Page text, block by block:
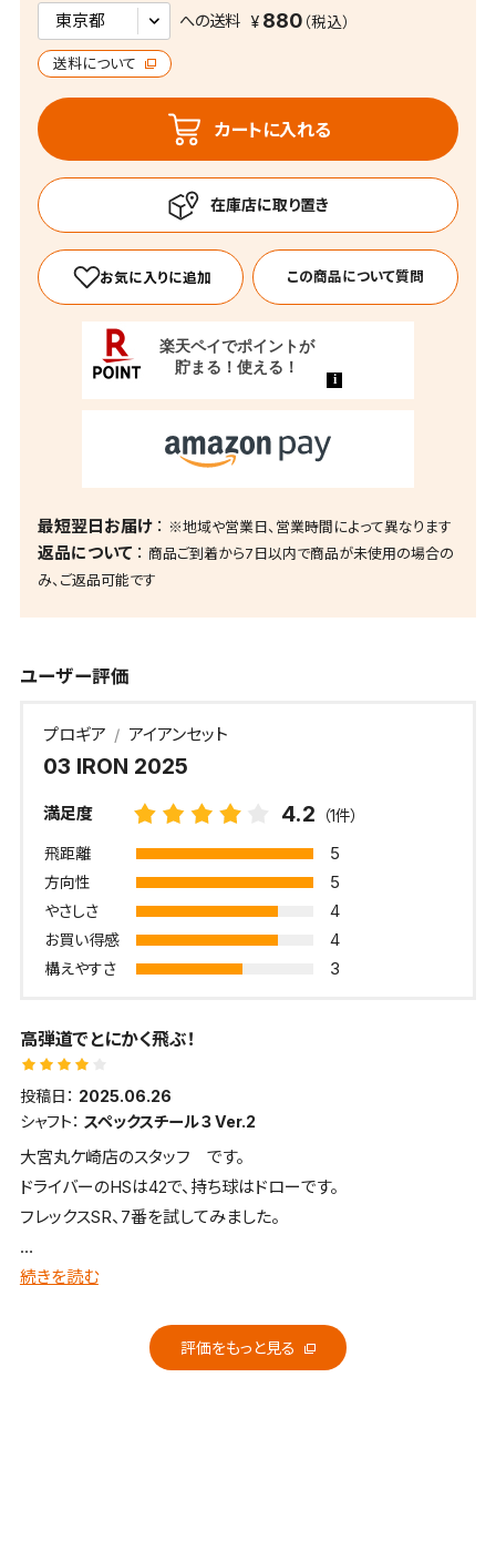
への送料 880
送料について
カートに入れる
この商品について質問
最短翌日お届け ※地域や営業日、営業時間によって異なります
返品について
商品ご到着から7日以内で商品が未使用の場合の
み、ご返品可能です
ユーザー評価
プロギア アイアンセット
03 IRON 2025
満足度 4.2 （1件）
飛距離 5
方向性 5
やさしさ 4
お買い得感 4
構えやすさ 3
高弾道でとにかく飛ぶ！
投稿日： 2025.06.26
シャフト： スペックスチール３ Ver.2
大宮丸ケ崎店のスタッフ です。
ドライバーのHSは42で、持ち球はドローです。
フレックスSR、7番を試してみました。
■全体的な感想、イメージ
試しいただきたいクラブです。
続きを読む
評価をもっと見る